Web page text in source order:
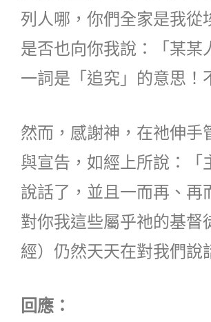
列人哪，你們全家是我從
是否也向你我說：「某某
一詞是「追究」的意思！
然而，感謝神，在祂伸手
與宣告，如經上所說：「
說話了，並且一而再、再
對你我這些屬乎祂的基督
經）仍然天天在對我們說
回應：